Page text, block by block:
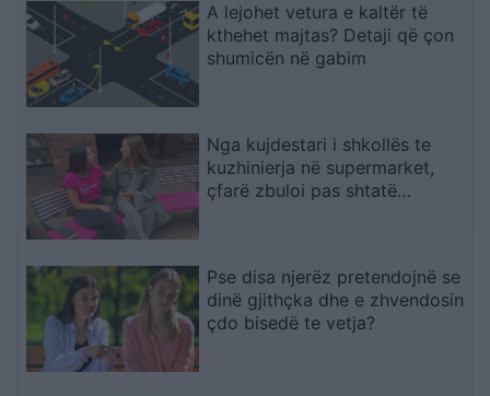
A lejohet vetura e kaltër të
kthehet majtas? Detaji që çon
shumicën në gabim
Nga kujdestari i shkollës te
kuzhinierja në supermarket,
çfarë zbuloi pas shtatë
Pse disa njerëz pretendojnë se
dinë gjithçka dhe e zhvendosin
çdo bisedë te vetja?